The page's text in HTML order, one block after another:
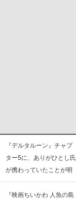
『デルタルーン』チャプ
ター5に、ありがひとし氏
が携わっていたことが明
らかに。『ポケットモン
スター』シリーズのポケ
『映画ちいかわ 人魚の島